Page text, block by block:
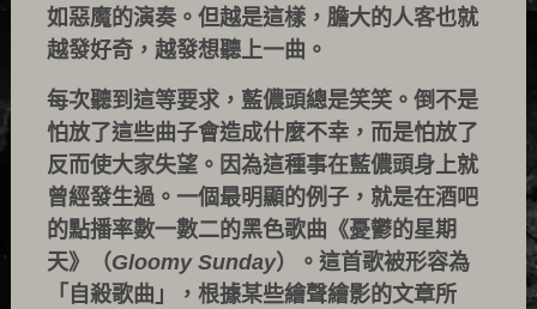
如惡魔的演奏。但越是這樣，膽大的人客也就
越發好奇，越發想聽上一曲。
每次聽到這等要求，藍儂頭總是笑笑。倒不是
怕放了這些曲子會造成什麼不幸，而是怕放了
反而使大家失望。因為這種事在藍儂頭身上就
曾經發生過。一個最明顯的例子，就是在酒吧
的點播率數一數二的黑色歌曲《憂鬱的星期
天》（Gloomy Sunday）。這首歌被形容為
「自殺歌曲」，根據某些繪聲繪影的文章所